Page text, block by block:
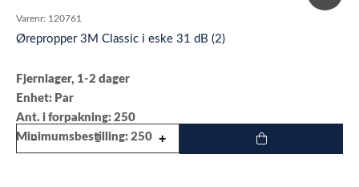
Varenr: 120761
Ørepropper 3M Classic i eske 31 dB (2)
Fjernlager, 1-2 dager
Enhet: Par
Ant. i forpakning: 250
Minimumsbestilling: 250